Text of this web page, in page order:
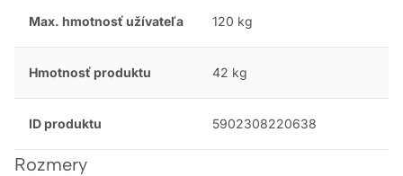
Max. hmotnosť užívateľa 120 kg
Hmotnosť produktu 42 kg
ID produktu 5902308220638
Rozmery